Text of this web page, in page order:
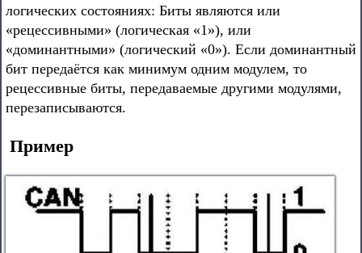
логических состояниях: Биты являются или
«рецессивными» (логическая «1»), или
«доминантными» (логический «0»). Если доминантный
бит передаётся как минимум одним модулем, то
рецессивные биты, передаваемые другими модулями,
перезаписываются.
Пример